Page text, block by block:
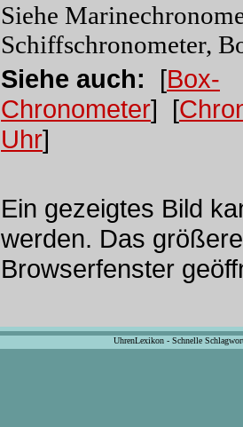
Siehe
Schiffschronometer,
Siehe auch: [Box-
Chronometer] [
Uhr]
Ein gezeigtes Bild
werden. Das
Browserfenster
UhrenLexikon - Schnelle